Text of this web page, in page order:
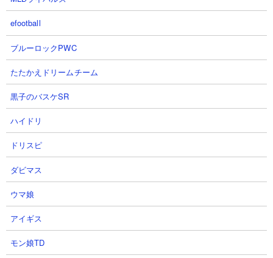
５．ノーマル・アクティビティ メガロやキャット
マンを使った正攻法攻略
【出撃メンバー】
efootball
ブルーロックPWC
たたかえドリームチーム
黒子のバスケSR
ハイドリ
ドリスピ
ダビマス
ウマ娘
アイギス
モン娘TD